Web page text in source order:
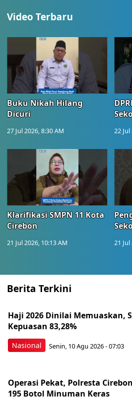
Video Terbaru
Buku Nikah Hilang
Dicuri
27 Jul 2026, 8:30 AM 22 Jul
Klarifikasi SMPN 11 Kota
Cirebon
21 Jul 2026, 10:13 AM 21 Jul
Berita Terkini
Nasional
Haji 2026 Dinilai Memuaskan,
Kepuasan 83,28%
Senin, 10 Agu 2026 - 07:03
Operasi Pekat, Polresta
195 Botol Minuman Keras